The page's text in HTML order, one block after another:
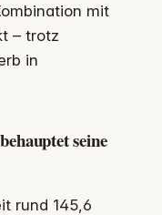
mit
– trotz
in
seine
rund 145,6